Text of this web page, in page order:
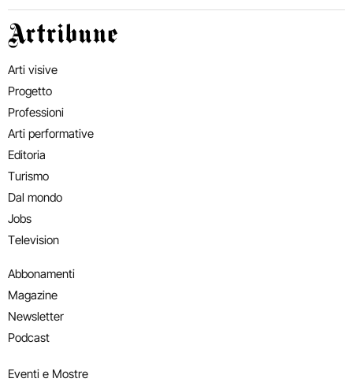
Artribune
Arti visive
Progetto
Professioni
Arti performative
Editoria
Turismo
Dal mondo
Jobs
Television
Abbonamenti
Magazine
Newsletter
Podcast
Eventi e Mostre